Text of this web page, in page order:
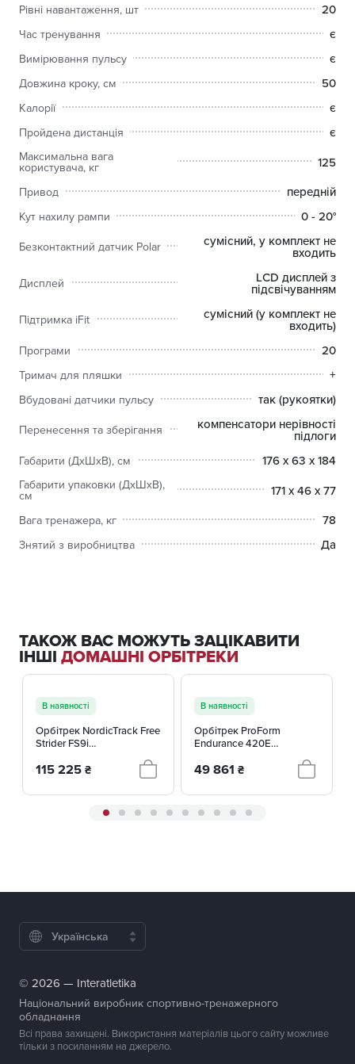
Рівні навантаження, шт 20
Час тренування є
Вимірювання пульсу є
Довжина кроку, см 50
Калорії є
Пройдена дистанція є
Максимальна вага
користувача, кг 125
Привод передній
Кут нахилу рампи 0 - 20°
Безконтактний датчик Polar сумісний, у комплект не
входить
Дисплей LCD дисплей з
підсвічуванням
Підтримка iFit сумісний (у комплект не
входить)
Програми 20
Тримач для пляшки +
Вбудовані датчики пульсу так (рукоятки)
Перенесення та зберігання компенсатори нерівності
підлоги
Габарити (ДхШхВ), см 176 x 63 x 184
Габарити упаковки (ДхШхВ),
см 171 x 46 x 77
Вага тренажера, кг 78
Знятий з виробництва Да
ТАКОЖ ВАС МОЖУТЬ ЗАЦІКАВИТИ
ІНШІ ДОМАШНІ ОРБІТРЕКИ
В наявності
Орбітрек NordicTrack Free
Strider FS9i
115 225 ₴
В наявності
Орбітрек ProForm
Endurance 420E
49 861 ₴
Українська
© 2026 — Interatletika
Національний виробник спортивно-тренажерного
обладнання
Всі права захищені. Використання матеріалів цього сайту можливе
тільки з посиланням на джерело.